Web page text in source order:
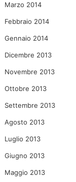
Marzo 2014
Febbraio 2014
Gennaio 2014
Dicembre 2013
Novembre 2013
Ottobre 2013
Settembre 2013
Agosto 2013
Luglio 2013
Giugno 2013
Maggio 2013